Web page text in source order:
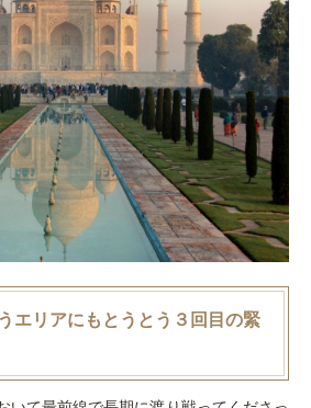
エリアにもとうとう３回目の緊